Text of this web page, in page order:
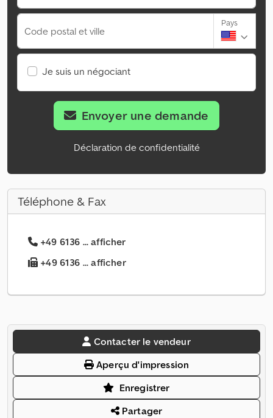
Code postal et ville
Pays
Je suis un négociant
Envoyer une demande
Déclaration de confidentialité
Téléphone & Fax
+49 6136 ... afficher
+49 6136 ... afficher
Contacter le vendeur
Aperçu d'impression
Enregistrer
Partager